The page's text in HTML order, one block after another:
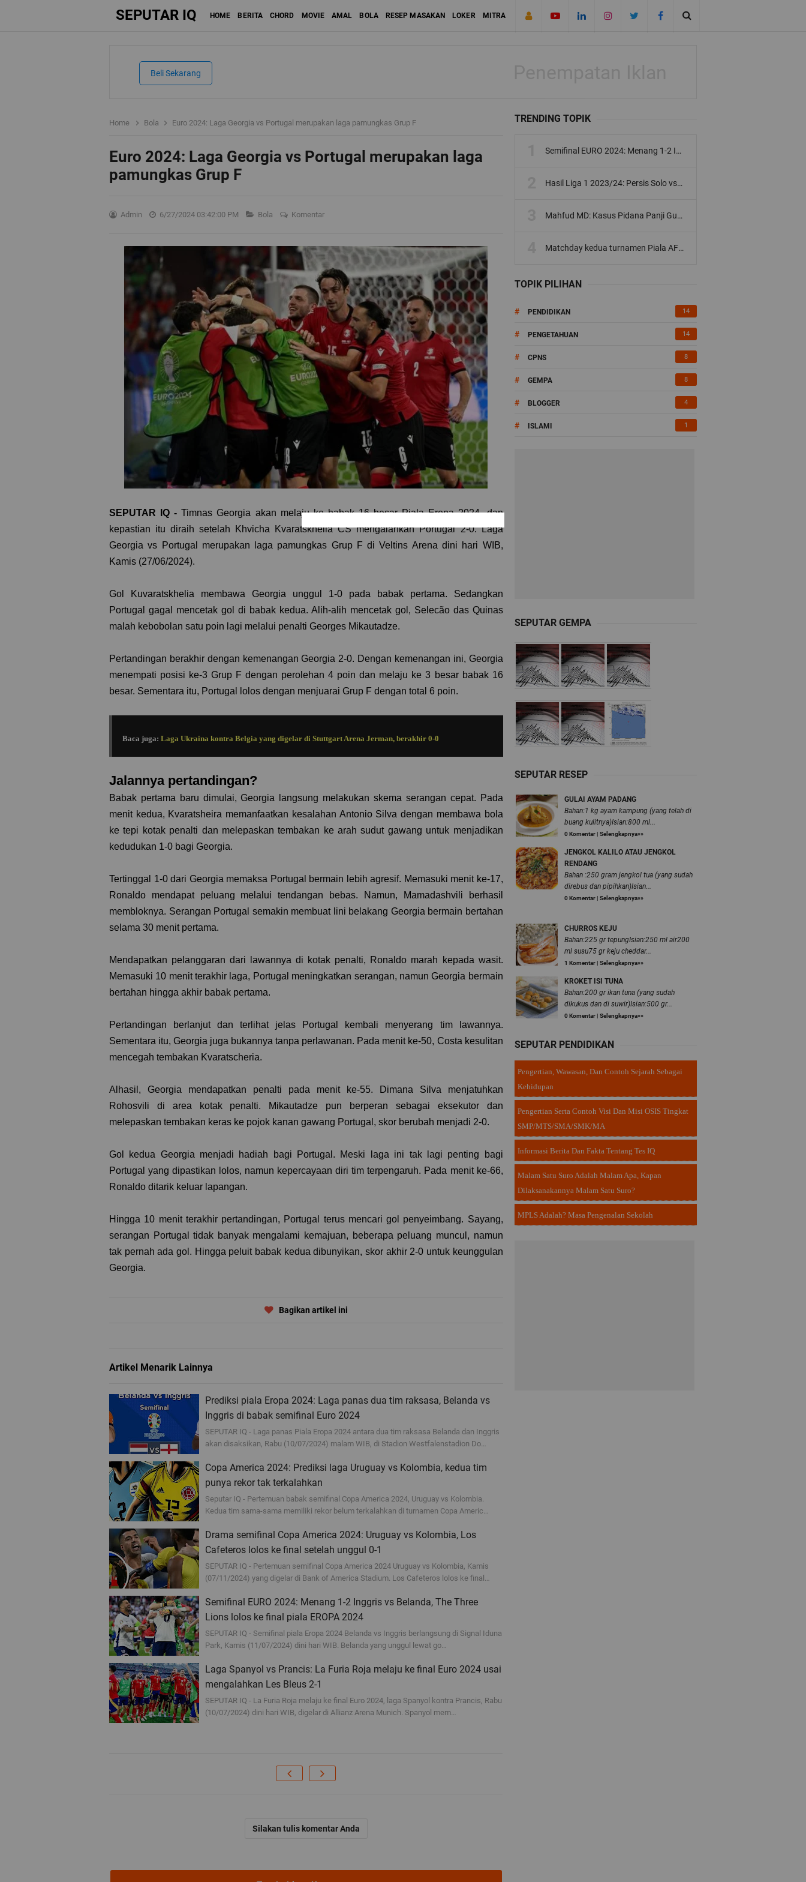
SEPUTAR IQ HOME BERITA CHORD MOVIE AMAL BOLA RESEP MASAKAN LOKER MITRA
Beli Sekarang
Home Bola Euro 2024: Laga Georgia vs Portugal merupakan laga pamungkas Grup F
Euro 2024: Laga Georgia vs Portugal merupakan laga
pamungkas Grup F
Admin 6/27/2024 03:42:00 PM Bola Komentar
SEPUTAR IQ -Timnas Georgia akan melaju ke babak 16 besar Piala Eropa 2024, dan
kepastian itu diraih setelah Khvicha Kvaratskhelia CS mengalahkan Portugal 2-0. Laga
Georgia vs Portugal merupakan laga pamungkas Grup F di Veltins Arena dini hari WIB,
Kamis (27/06/2024).
Gol Kuvaratskhelia membawa Georgia unggul 1-0 pada babak pertama. Sedangkan
Portugal gagal mencetak gol di babak kedua. Alih-alih mencetak gol, Selecão das Quinas
malah kebobolan satu poin lagi melalui penalti Georges Mikautadze.
Pertandingan berakhir dengan kemenangan Georgia 2-0. Dengan kemenangan ini, Georgia
menempati posisi ke-3 Grup F dengan perolehan 4 poin dan melaju ke 3 besar babak 16
besar. Sementara itu, Portugal lolos dengan menjuarai Grup F dengan total 6 poin.
Baca juga: Laga Ukraina kontra Belgia yang digelar di Stuttgart Arena Jerman, berakhir 0-0
Jalannya pertandingan?
Babak pertama baru dimulai, Georgia langsung melakukan skema serangan cepat. Pada
menit kedua, Kvaratsheira memanfaatkan kesalahan Antonio Silva dengan membawa bola
ke tepi kotak penalti dan melepaskan tembakan ke arah sudut gawang untuk menjadikan
kedudukan 1-0 bagi Georgia.
Tertinggal 1-0 dari Georgia memaksa Portugal bermain lebih agresif. Memasuki menit ke-17,
Ronaldo mendapat peluang melalui tendangan bebas. Namun, Mamadashvili berhasil
membloknya. Serangan Portugal semakin membuat lini belakang Georgia bermain bertahan
selama 30 menit pertama.
Mendapatkan pelanggaran dari lawannya di kotak penalti, Ronaldo marah kepada wasit.
Memasuki 10 menit terakhir laga, Portugal meningkatkan serangan, namun Georgia bermain
bertahan hingga akhir babak pertama.
Pertandingan berlanjut dan terlihat jelas Portugal kembali menyerang tim lawannya.
Sementara itu, Georgia juga bukannya tanpa perlawanan. Pada menit ke-50, Costa kesulitan
mencegah tembakan Kvaratscheria.
Alhasil, Georgia mendapatkan penalti pada menit ke-55. Dimana Silva menjatuhkan
Rohosvili di area kotak penalti. Mikautadze pun berperan sebagai eksekutor dan
melepaskan tembakan keras ke pojok kanan gawang Portugal, skor berubah menjadi 2-0.
Gol kedua Georgia menjadi hadiah bagi Portugal. Meski laga ini tak lagi penting bagi
Portugal yang dipastikan lolos, namun kepercayaan diri tim terpengaruh. Pada menit ke-66,
Ronaldo ditarik keluar lapangan.
Hingga 10 menit terakhir pertandingan, Portugal terus mencari gol penyeimbang. Sayang,
serangan Portugal tidak banyak mengalami kemajuan, beberapa peluang muncul, namun
tak pernah ada gol. Hingga peluit babak kedua dibunyikan, skor akhir 2-0 untuk keunggulan
Georgia.
Bagikan artikel ini
Artikel Menarik Lainnya
Prediksi piala Eropa 2024: Laga panas dua tim raksasa, Belanda vs
Inggris di babak semifinal Euro 2024
SEPUTAR IQ - Laga panas Piala Eropa 2024 antara dua tim raksasa Belanda dan Inggris
akan disaksikan, Rabu (10/07/2024) malam WIB, di Stadion Westfalenstadion Do…
Copa America 2024: Prediksi laga Uruguay vs Kolombia, kedua tim
punya rekor tak terkalahkan
Seputar IQ - Pertemuan babak semifinal Copa America 2024, Uruguay vs Kolombia.
Kedua tim sama-sama memiliki rekor belum terkalahkan di turnamen Copa Americ…
Drama semifinal Copa America 2024: Uruguay vs Kolombia, Los
Cafeteros lolos ke final setelah unggul 0-1
SEPUTAR IQ - Pertemuan semifinal Copa America 2024 Uruguay vs Kolombia, Kamis
(07/11/2024) yang digelar di Bank of America Stadium. Los Cafeteros lolos ke final…
Semifinal EURO 2024: Menang 1-2 Inggris vs Belanda, The Three
Lions lolos ke final piala EROPA 2024
SEPUTAR IQ - Semifinal piala Eropa 2024 Belanda vs Inggris berlangsung di Signal Iduna
Park, Kamis (11/07/2024) dini hari WIB. Belanda yang unggul lewat go…
Laga Spanyol vs Prancis: La Furia Roja melaju ke final Euro 2024 usai
mengalahkan Les Bleus 2-1
SEPUTAR IQ - La Furia Roja melaju ke final Euro 2024, laga Spanyol kontra Prancis, Rabu
(10/07/2024) dini hari WIB, digelar di Allianz Arena Munich. Spanyol mem…
Silakan tulis komentar Anda
TRENDING TOPIK
Semifinal EURO 2024: Menang 1-2 Inggris vs Belanda, The Three Lions lolos ke final piala EROPA 2024
Hasil Liga 1 2023/24: Persis Solo vs Persib Bandung, Maung Bandung Gagal Meraih Kemenangan
Mahfud MD: Kasus Pidana Panji Gumilang Diselesaikan 'Ponpes Al Zaytun Tidak Jadi Dibubarkan'
Matchday kedua turnamen Piala AFF U-19 2024: Tim besutan Indra Sjafri menang 2-0 melawan timnas U-19 Kamboja
TOPIK PILIHAN
# PENDIDIKAN 14
# PENGETAHUAN 14
# CPNS 8
# GEMPA 8
# BLOGGER 4
# ISLAMI 1
SEPUTAR GEMPA
SEPUTAR RESEP
GULAI AYAM PADANG
Bahan:1 kg ayam kampung (yang telah di
buang kulitnya)Isian:800 ml...
0 Komentar |Selengkapnya»»
JENGKOL KALILO ATAU JENGKOL
RENDANG
Bahan :250 gram jengkol tua (yang sudah
direbus dan pipihkan)Isian...
0 Komentar |Selengkapnya»»
CHURROS KEJU
Bahan:225 gr tepungIsian:250 ml air200
ml susu75 gr keju cheddar...
1 Komentar |Selengkapnya»»
KROKET ISI TUNA
Bahan:200 gr ikan tuna (yang sudah
dikukus dan di suwir)Isian:500 gr...
0 Komentar |Selengkapnya»»
SEPUTAR PENDIDIKAN
Pengertian, Wawasan, Dan Contoh Sejarah Sebagai
Kehidupan
Pengertian Serta Contoh Visi Dan Misi OSIS Tingkat
SMP/MTS/SMA/SMK/MA
Informasi Berita Dan Fakta Tentang Tes IQ
Malam Satu Suro Adalah Malam Apa, Kapan
Dilaksanakannya Malam Satu Suro?
MPLS Adalah? Masa Pengenalan Sekolah